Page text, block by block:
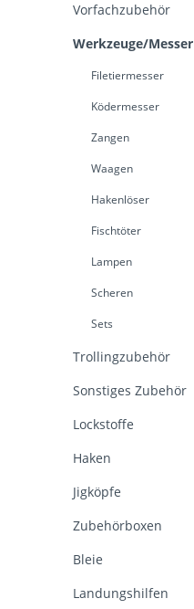
Vorfachzubehör
Werkzeuge/Messer
Filetiermesser
Ködermesser
Zangen
Waagen
Hakenlöser
Fischtöter
Lampen
Scheren
Sets
Trollingzubehör
Sonstiges Zubehör
Lockstoffe
Haken
Jigköpfe
Zubehörboxen
Bleie
Landungshilfen